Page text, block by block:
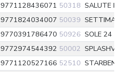
9771128436071 50318 SALUTE
9771824034007 50039
9770391786470 50926 SOLE 24
9772974544392 50002
9771120527166 52510